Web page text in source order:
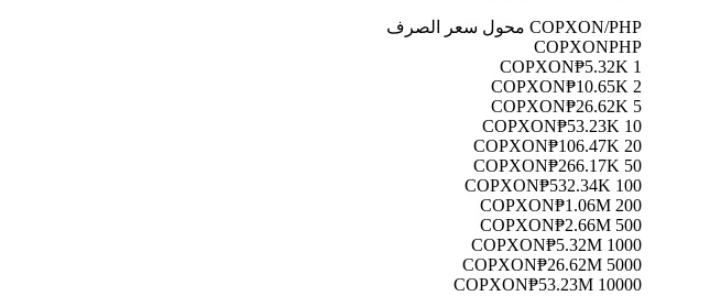
COPXON/PHP محول سعر الصرف
COPXONPHP
1 COPXON
₱5.32K
2 COPXON
₱10.65K
5 COPXON
₱26.62K
10 COPXON
₱53.23K
20 COPXON
₱106.47K
50 COPXON
₱266.17K
100 COPXON
₱532.34K
200 COPXON
₱1.06M
500 COPXON
₱2.66M
1000 COPXON
₱5.32M
5000 COPXON
₱26.62M
10000 COPXON
₱53.23M